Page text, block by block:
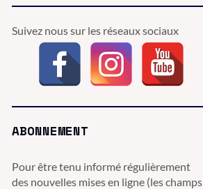
Suivez nous sur les réseaux sociaux
ABONNEMENT
Pour être tenu informé régulièrement
des nouvelles mises en ligne (les champs